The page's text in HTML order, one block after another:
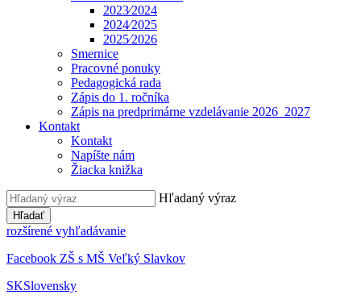
2023⁄2024
2024⁄2025
2025⁄2026
Smernice
Pracovné ponuky
Pedagogická rada
Zápis do 1. ročníka
Zápis na predprimárne vzdelávanie 2026_2027
Kontakt
Kontakt
Napíšte nám
Žiacka knižka
Hľadaný výraz
Hľadať
rozšírené vyhľadávanie
Facebook ZŠ s MŠ Veľký Slavkov
SKSlovensky